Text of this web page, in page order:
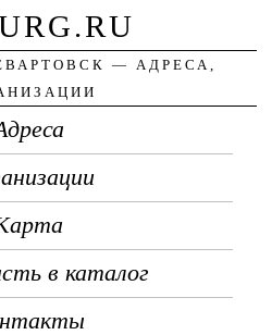
— АДРЕСА,
в каталог